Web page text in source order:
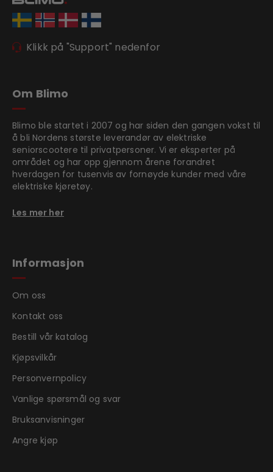
Klikk på "Support" nedenfor
Om Blimo
Blimo ble startet i 2007 og har siden den gangen vokst til
å bli Nordens største leverandør av elektriske
seniorscootere til privatpersoner. Vi er eksperter på
området og har opp gjennom årene forandret
hverdagen for tusenvis av fornøyde kunder med våre
elektriske kjøretøy.
Les mer her
Informasjon
Om oss
Kontakt oss
Bestill vår katalog
Kjøpsvilkår
Personvernpolicy
Vanlige spørsmål og svar
Bruksanvisninger
Angre kjøp